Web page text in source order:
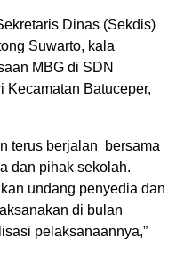
Dinas (Sekdis)
Suwarto, kala
MBG di SDN
Kecamatan Batuceper,
terus berjalan bersama
dan pihak sekolah.
undang penyedia dan
di bulan
pelaksanaannya,”